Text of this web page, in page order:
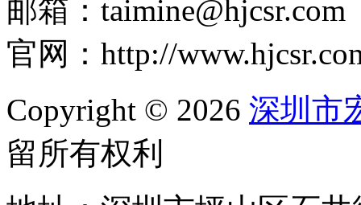
邮箱：taimine@hjcsr.com
官网：http://
Copyright © 2026 深圳市
留所有权利